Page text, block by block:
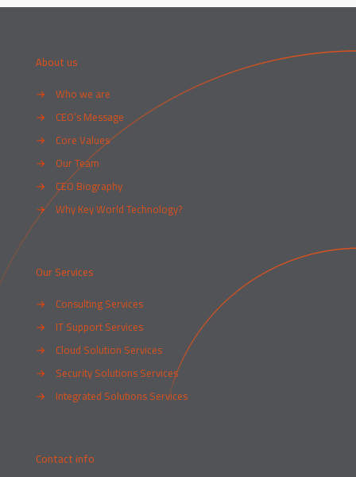
About us
→ Who we are
→
CEO’s Message
→
Core Values
→
Our Team
→
CEO Biography
→ Why Key World Technology?
Our Services
→
Consulting Services
→
IT Support Services
→
Cloud Solution Services
→
Security Solutions Services
→
Integrated Solutions Services
Contact info